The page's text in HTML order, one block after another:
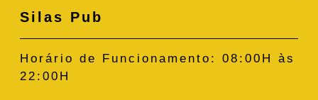
Silas Pub
Horário de Funcionamento:
08:00H às
22:00H